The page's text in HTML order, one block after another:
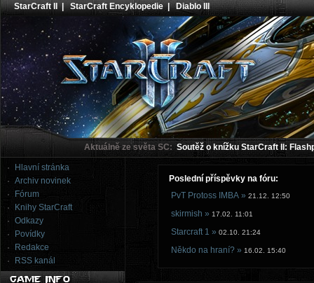
StarCraft II |StarCraft Encyklopedie|Diablo III
Aktuálně ze světa SC: Soutěž o knížku StarCraft II:
Hlavní stránka
Archiv novinek
Fórum
Knihy StarCraft
Odkazy
Povídky
Redakce
RSS kanál
Poslední příspěvky na fóru:
PvT Protoss IMBA » 21.12. 12:50
skirmish » 17.02. 11:01
Starcraft 1 » 02.10. 21:24
Někdo na hraní? » 16.02. 15:40